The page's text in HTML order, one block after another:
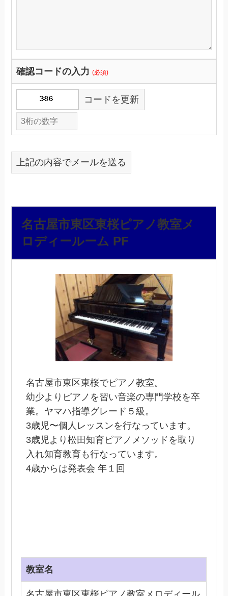
確認コードの入力(必須)
コードを更新
上記の内容でメールを送る
名古屋市東区東桜ピアノ教室メ
ロディールーム PF
名古屋市東区東桜でピアノ教室。
幼少よりピアノを習い音楽の専門学校を卒
業。ヤマハ指導グレード５級。
3歳児〜個人レッスンを行なっています。
3歳児より松田知育ピアノメソッドを取り
入れ知育教育も行なっています。
4歳からは発表会 年１回
教室名
名古屋市東区東桜ピアノ教室メロディール